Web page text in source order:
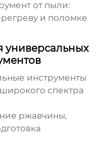
от пыли:
и поломке
инструменты
спектра
ржавчины,